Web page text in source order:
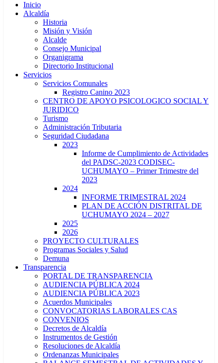
Inicio
Alcaldía
Historia
Misión y Visión
Alcalde
Consejo Municipal
Organigrama
Directorio Institucional
Servicios
Servicios Comunales
Registro Canino 2023
CENTRO DE APOYO PSICOLOGICO SOCIAL Y
JURIDICO
Turismo
Administración Tributaria
Seguridad Ciudadana
2023
Informe de Cumplimiento de Actividades
del PADSC-2023 CODISEC-
UCHUMAYO – Primer Trimestre del
2023
2024
INFORME TRIMESTRAL 2024
PLAN DE ACCIÓN DISTRITAL DE
UCHUMAYO 2024 – 2027
2025
2026
PROYECTO CULTURALES
Programas Sociales y Salud
Demuna
Transparencia
PORTAL DE TRANSPARENCIA
AUDIENCIA PÚBLICA 2024
AUDIENCIA PÚBLICA 2023
Acuerdos Municipales
CONVOCATORIAS LABORALES CAS
CONVENIOS
Decretos de Alcaldía
Instrumentos de Gestión
Resoluciones de Alcaldía
Ordenanzas Municipales